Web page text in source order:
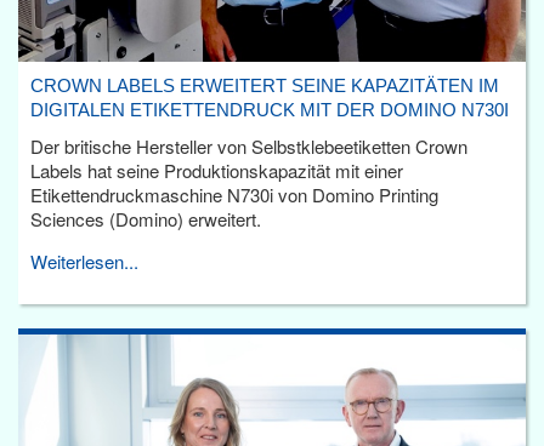
CROWN LABELS ERWEITERT SEINE KAPAZITÄTEN IM
DIGITALEN ETIKETTENDRUCK MIT DER DOMINO N730I
Der britische Hersteller von Selbstklebeetiketten Crown
Labels hat seine Produktionskapazität mit einer
Etikettendruckmaschine N730i von Domino Printing
Sciences (Domino) erweitert.
Weiterlesen...